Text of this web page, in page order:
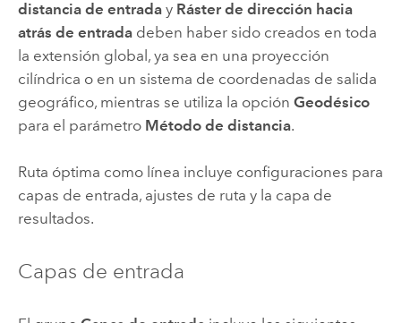
distancia de entraday Ráster de dirección hacia
atrás de entradadeben haber sido creados en toda
la extensión global, ya sea en una proyección
cilíndrica o en un sistema de coordenadas de salida
geográfico, mientras se utiliza la opción Geodésico
para el parámetro Método de distancia.
Ruta óptima como línea incluye configuraciones para
capas de entrada, ajustes de ruta y la capa de
resultados.
Capas de entrada